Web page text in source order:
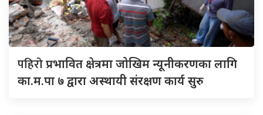
पहिरोप्रभावित क्षेत्रमा जोखिम न्यूनीकरणका लागि
का.म.पा ७ द्वारा अस्थायी संरक्षण कार्य सुरु